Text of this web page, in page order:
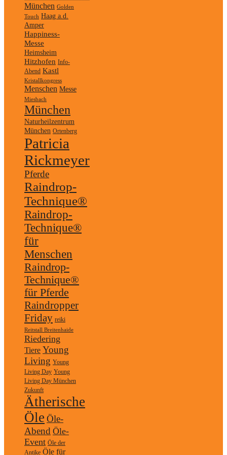
München Golden
Touch Haag a.d.
Amper
Happiness-
Messe
Heimsheim
Hitzhofen Info-
Abend Kastl
Kristallkongress
Menschen Messe
Miesbach
München
Naturheilzentrum
München Ortenberg
Patricia
Rickmeyer
Pferde
Raindrop-
Technique®
Raindrop-
Technique®
für
Menschen
Raindrop-
Technique®
für Pferde
Raindropper
Friday reiki
Reitstall Breitenhaide
Riedering
Tiere Young
Living Young
Living Day Young
Living Day München
Zukunft
Ätherische
Öle Öle-
Abend Öle-
Event Öle der
Antike Öle für